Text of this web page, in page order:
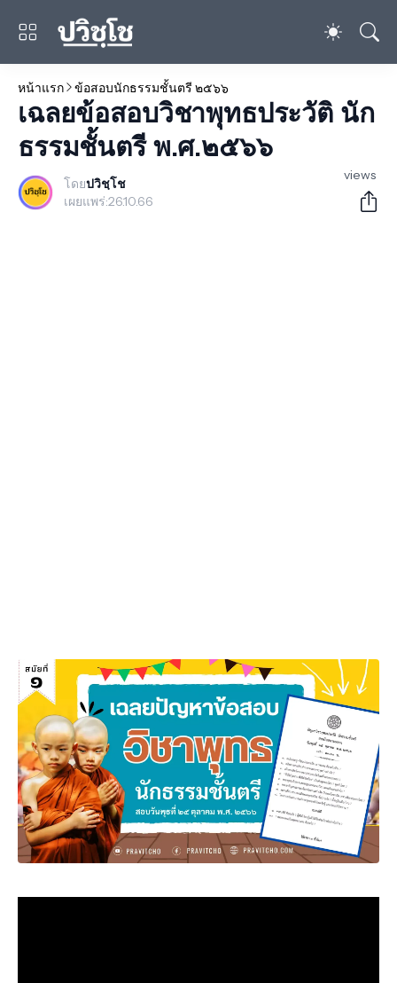
หน้าแรก ข้อสอบนักธรรมชั้นตรี ๒๕๖๖
เฉลยข้อสอบวิชาพุทธประวัติ นัก
ธรรมชั้นตรี พ.ศ.๒๕๖๖
โดยปวิชฺโช
เผยแพร่:26.10.66
views